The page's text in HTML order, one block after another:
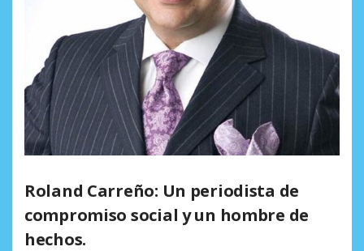
Roland Carreño: Un periodista de
compromiso social y un hombre de
hechos.